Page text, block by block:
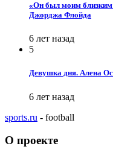
«Он был моим близким
Джорджа Флойда
6 лет назад
5
Девушка дня. Алена
6 лет назад
sports.ru - football
О проекте